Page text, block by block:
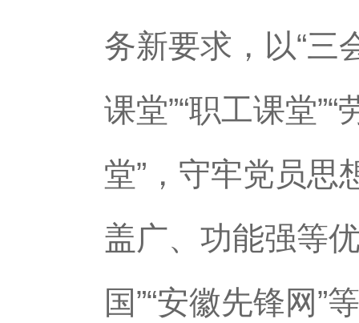
务新要求，以“三
课堂”“职工课堂”“
堂”，守牢党员思
盖广、功能强等
国”“安徽先锋网